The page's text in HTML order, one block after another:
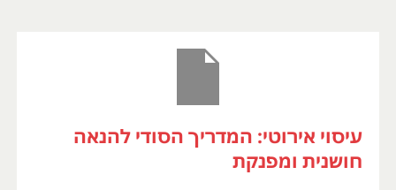
עיסוי אירוטי: המדריך הסודי להנאה
חושנית ומפנקת